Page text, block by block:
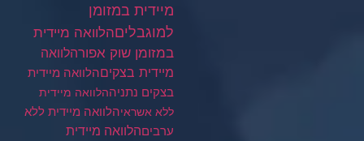
מיידית במזומן
למוגבליםהלוואה מיידית
במזומן שוק אפורהלוואה
מיידית בצקיםהלוואה מיידית
בצקים נתניההלוואה מיידית
ללא אשראיהלוואה מיידית ללא
ערביםהלוואה מיידית